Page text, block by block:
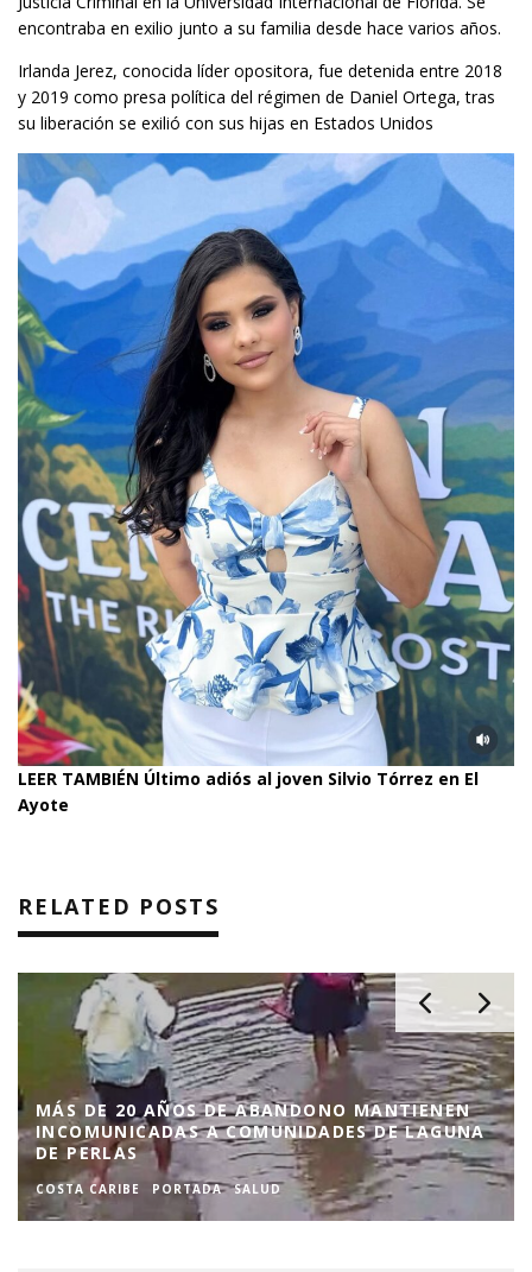
encontraba en exilio junto a su familia desde hace varios años.
Irlanda Jerez, conocida líder opositora, fue detenida entre 2018
y 2019 como presa política del régimen de Daniel Ortega, tras
su liberación se exilió con sus hijas en Estados Unidos
LEER TAMBIÉN Último adiós al joven Silvio Tórrez en El
Ayote
RELATED POSTS
MÁS DE 20 AÑOS DE ABANDONO MANTIENEN
INCOMUNICADAS A COMUNIDADES DE LAGUNA
DE PERLAS
COSTA CARIBE PORTADA SALUD